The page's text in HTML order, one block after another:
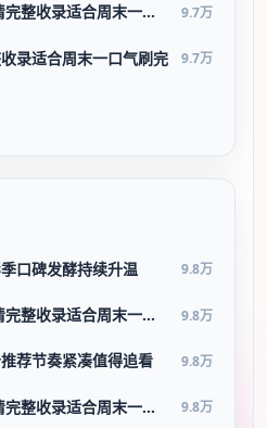
寒锋回声·典藏·高清完整收录适合周末一口气刷完 9.7万
录适合周末一口气刷完 9.7万
口碑发酵持续升温 9.8万
零号营救·典藏·高清完整收录适合周末一口气刷完 9.8万
荐节奏紧凑值得追看 9.8万
焚城列车·典藏·高清完整收录适合周末一口气刷完 9.8万